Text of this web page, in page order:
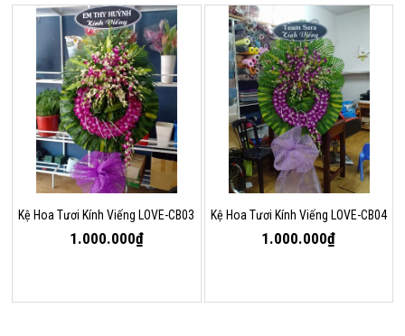
Kệ Hoa Tươi Kính Viếng LOVE-CB03
1.000.000₫
Kệ Hoa Tươi Kính Viếng LOVE-CB04
1.000.000₫